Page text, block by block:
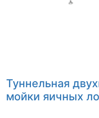
Туннельная
мойки яичных